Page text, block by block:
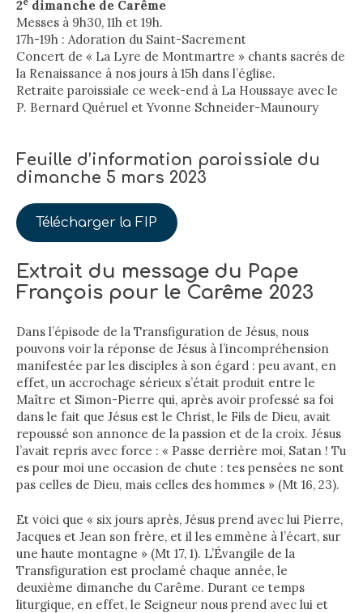
2
dimanche de Carême
Messes à 9h30, 11h et 19h.
17h-19h : Adoration du Saint-Sacrement
Concert de « La Lyre de Montmartre » chants sacrés de
la Renaissance à nos jours à 15h dans l’église.
Retraite paroissiale ce week-end à La Houssaye avec le
P. Bernard Quéruel et Yvonne Schneider-Maunoury
Feuille d’information paroissiale du
dimanche 5 mars 2023
Télécharger la FIP
Extrait du message du Pape
François pour le Carême 2023
Dans l’épisode de la Transfiguration de Jésus, nous
pouvons voir la réponse de Jésus à l’incompréhension
manifestée par les disciples à son égard : peu avant, en
effet, un accrochage sérieux s’était produit entre le
Maître et Simon-Pierre qui, après avoir professé sa foi
dans le fait que Jésus est le Christ, le Fils de Dieu, avait
repoussé son annonce de la passion et de la croix. Jésus
l’avait repris avec force : « Passe derrière moi, Satan ! Tu
es pour moi une occasion de chute : tes pensées ne sont
pas celles de Dieu, mais celles des hommes » (Mt 16, 23).
Et voici que « six jours après, Jésus prend avec lui Pierre,
Jacques et Jean son frère, et il les emmène à l’écart, sur
une haute montagne » (Mt 17, 1). L’Évangile de la
Transfiguration est proclamé chaque année, le
deuxième dimanche du Carême. Durant ce temps
liturgique, en effet, le Seigneur nous prend avec lui et